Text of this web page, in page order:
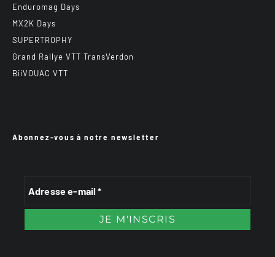
Enduromag Days
MX2K Days
SUPERTROPHY
Grand Rallye VTT TransVerdon
BiiVOUAC VTT
Abonnez-vous à notre newsletter